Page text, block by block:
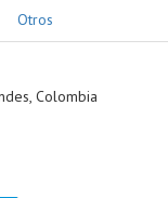
Otros
Colombia